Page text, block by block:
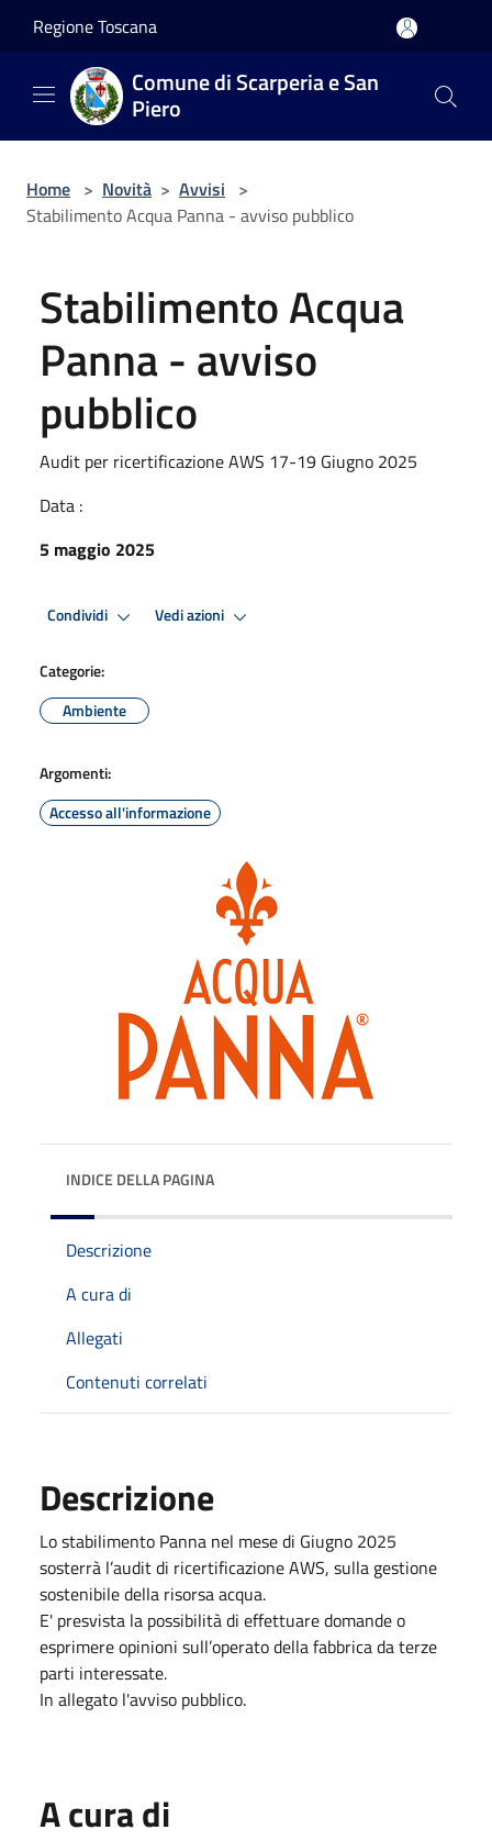
Regione Toscana
Comune di Scarperia e San
Piero
Home > Novità > Avvisi >
Stabilimento Acqua Panna - avviso pubblico
Stabilimento Acqua
Panna - avviso
pubblico
Audit per ricertificazione AWS 17-19 Giugno 2025
Data :
5 maggio 2025
Condividi Vedi azioni
Categorie:
Ambiente
Argomenti:
Accesso all'informazione
INDICE DELLA PAGINA
Descrizione
A cura di
Allegati
Contenuti correlati
Descrizione
Lo stabilimento Panna nel mese di Giugno 2025
sosterrà l’audit di ricertificazione AWS, sulla gestione
sostenibile della risorsa acqua.
E' presvista la possibilità di effettuare domande o
esprimere opinioni sull’operato della fabbrica da terze
parti interessate.
In allegato l'avviso pubblico.
A cura di